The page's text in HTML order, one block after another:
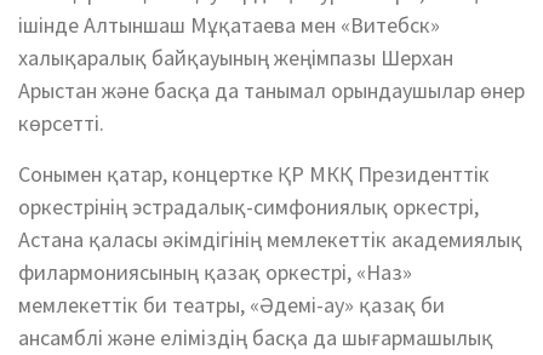
ішінде Алтыншаш Мұқатаева мен «Витебск»
халықаралық байқауының жеңімпазы Шерхан
Арыстан және басқа да танымал орындаушылар өнер
көрсетті.
Сонымен қатар, концертке ҚР МКҚ Президенттік
оркестрінің эстрадалық-симфониялық оркестрі,
Астана қаласы әкімдігінің мемлекеттік академиялық
филармониясының қазақ оркестрі, «Наз»
мемлекеттік би театры, «Әдемі-ау» қазақ би
ансамблі және еліміздің басқа да шығармашылық